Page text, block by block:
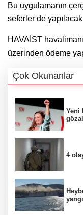
Bu uygulamanın
seferler de
HAVAİST
üzerinden ödeme
Çok Okunanlar
Yeni
4